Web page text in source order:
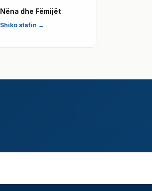
Nëna dhe Fëmijët
Shiko stafin →